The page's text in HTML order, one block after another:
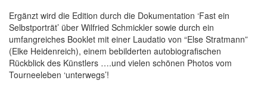
Ergänzt wird die Edition durch die Dokumentation ‘Fast ein
Selbstporträt’ über Wilfried Schmickler sowie durch ein
umfangreiches Booklet mit einer Laudatio von “Else Stratmann”
(Elke Heidenreich), einem bebilderten autobiografischen
Rückblick des Künstlers ….und vielen schönen Photos vom
Tourneeleben ‘unterwegs’!